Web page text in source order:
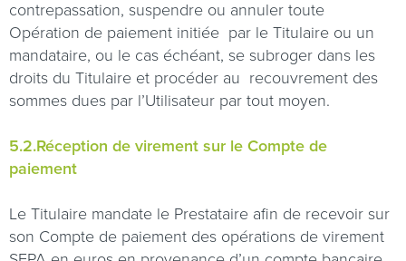
contrepassation, suspendre ou annuler toute
Opération de paiement initiée par le Titulaire ou un
mandataire, ou le cas échéant, se subroger dans les
droits du Titulaire et procéder au recouvrement des
sommes dues par l’Utilisateur par tout moyen.
5.2.Réception de virement sur le Compte de
paiement
Le Titulaire mandate le Prestataire afin de recevoir sur
son Compte de paiement des opérations de virement